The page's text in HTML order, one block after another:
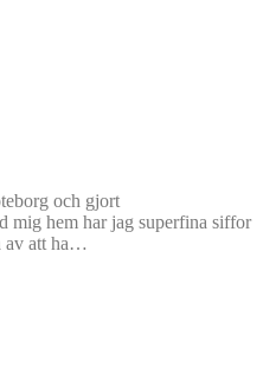
och gjort
mig hem har jag superfina siffor
av att ha…